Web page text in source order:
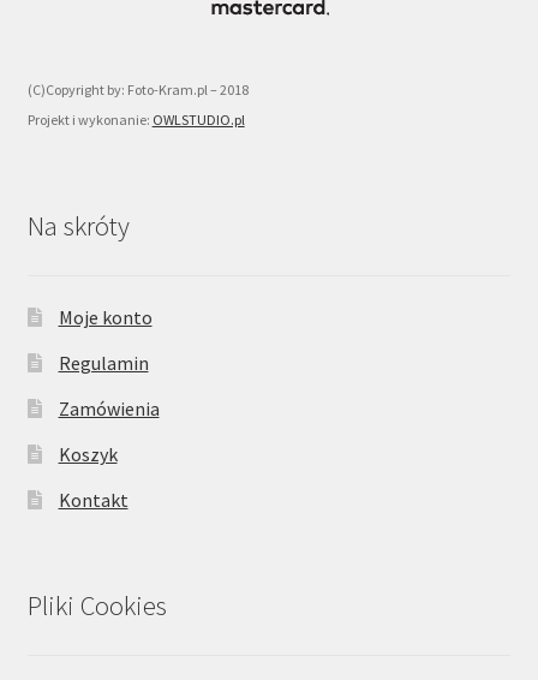
(C)Copyright by: Foto-Kram.pl – 2018
Projekt i wykonanie: OWLSTUDIO.pl
Na skróty
Moje konto
Regulamin
Zamówienia
Koszyk
Kontakt
Pliki Cookies